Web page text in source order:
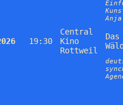
19:30
Central
Kino
Rottweil